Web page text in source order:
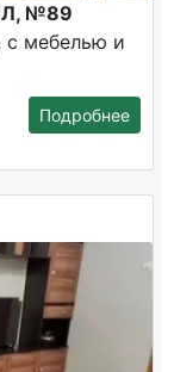
№89
с мебелью и
Подробнее